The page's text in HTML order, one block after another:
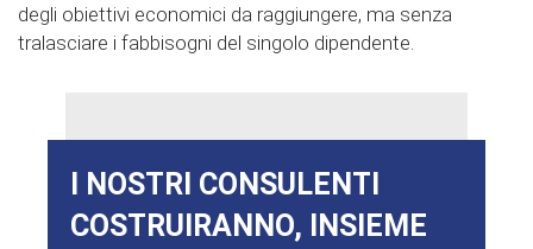
degli obiettivi economici da raggiungere, ma senza
tralasciare i fabbisogni del singolo dipendente.
I NOSTRI CONSULENTI
COSTRUIRANNO, INSIEME